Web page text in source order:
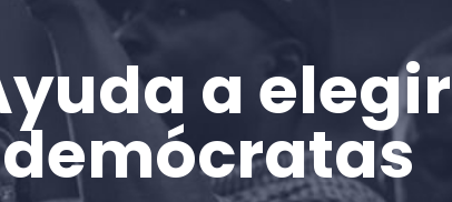
a elegir
demócratas